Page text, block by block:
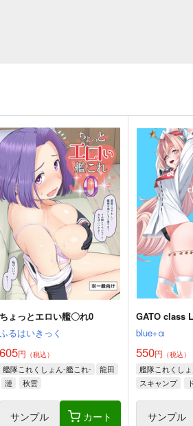
ちょっとエロい艦〇れ0
ふるはいきっく
605円 （税込）
艦隊これくしょん-艦これ-
龍田
漣
秋雲
サンプル カート
GATO class
blue+α
550円 （税込）
艦隊これくし
スキャンプ
サンプル